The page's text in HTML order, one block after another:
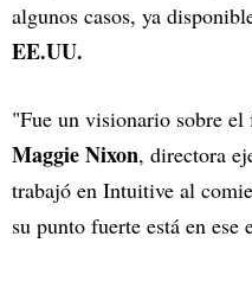
algunos casos, ya
EE.UU.
"Fue un visionario sobre
Maggie Nixon, directora
trabajó en Intuitive al
su punto fuerte está en